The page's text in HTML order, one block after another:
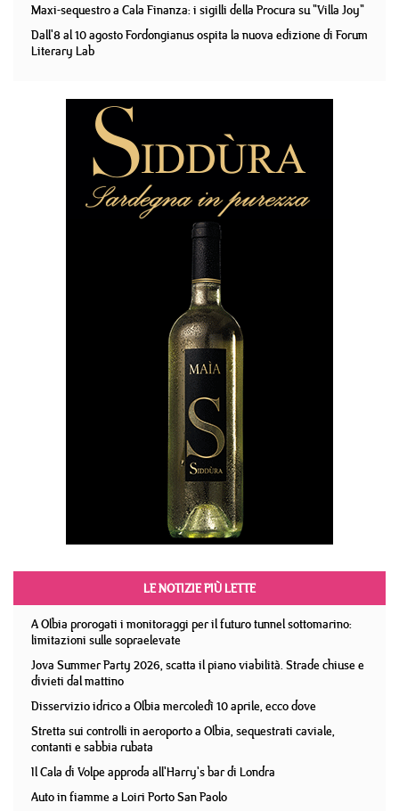
Maxi-sequestro a Cala Finanza: i sigilli della Procura su "Villa Joy"
Dall'8 al 10 agosto Fordongianus ospita la nuova edizione di Forum
Literary Lab
LE NOTIZIE PIÙ LETTE
A Olbia prorogati i monitoraggi per il futuro tunnel sottomarino:
limitazioni sulle sopraelevate
Jova Summer Party 2026, scatta il piano viabilità. Strade chiuse e
divieti dal mattino
Disservizio idrico a Olbia mercoledì 10 aprile, ecco dove
Stretta sui controlli in aeroporto a Olbia, sequestrati caviale,
contanti e sabbia rubata
Il Cala di Volpe approda all'Harry's bar di Londra
Auto in fiamme a Loiri Porto San Paolo